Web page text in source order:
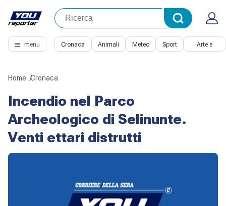
menu Cronaca Animali Meteo Sport Arte e
Home Cronaca
Incendio nel Parco
Archeologico di Selinunte.
Venti ettari distrutti